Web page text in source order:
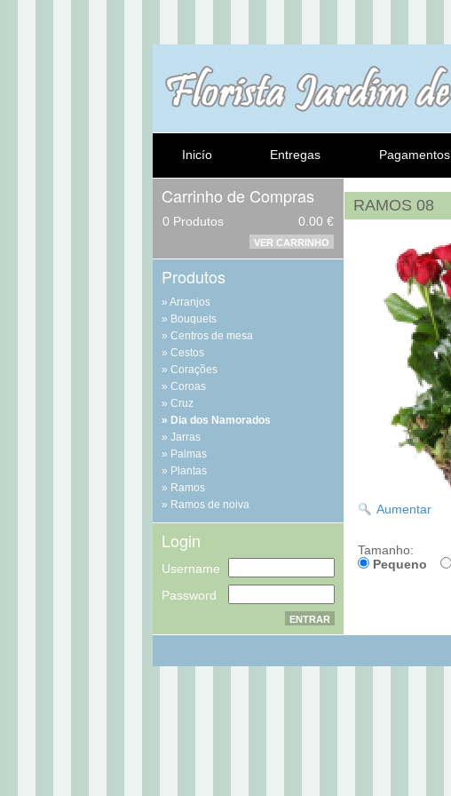
Inicío Entregas Pagamentos
Carrinho de Compras
0 Produtos 0.00 €
VER CARRINHO
Produtos
Arranjos
Bouquets
Centros de mesa
Cestos
Corações
Coroas
Cruz
Dia dos Namorados
Jarras
Palmas
Plantas
Ramos
Ramos de noiva
Login
Username
Password
RAMOS 08
Aumentar
Tamanho:
Pequeno